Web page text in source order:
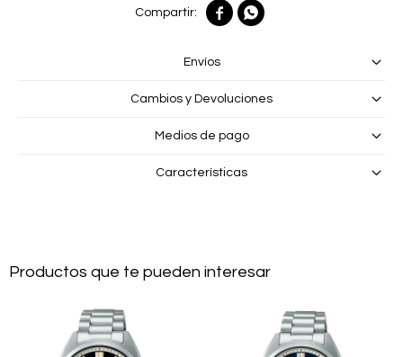
 
Envíos
Cambios y Devoluciones
Medios de pago
Características
Productos que te pueden interesar